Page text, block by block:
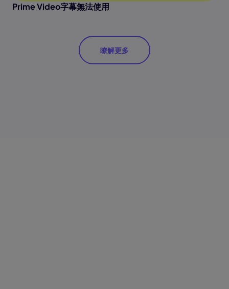
Prime Video字幕無法使用
瞭解更多